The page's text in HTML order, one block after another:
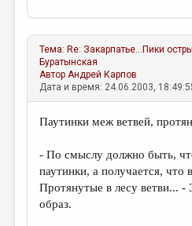
Тема:Re: Закарпатье...Пики
Буратынская
Автор Андрей Карпов
Дата и время: 24.06.2003,
Паутинки меж ветвей,
- По смыслу должно быть,
паутинки, а получается, что
Протянутые в лесу ветви... -
образ.